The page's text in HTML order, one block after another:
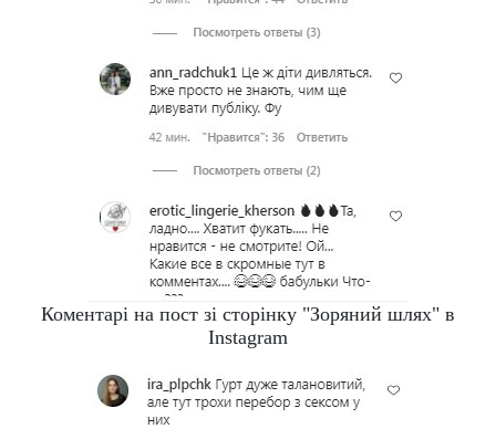
Коментарі на пост зі сторінку "Зоряний шлях" в
Instagram